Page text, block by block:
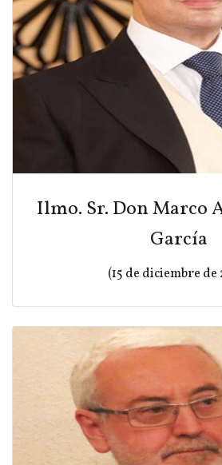
Ilmo. Sr. Don Marco
García
(15 de diciembre de